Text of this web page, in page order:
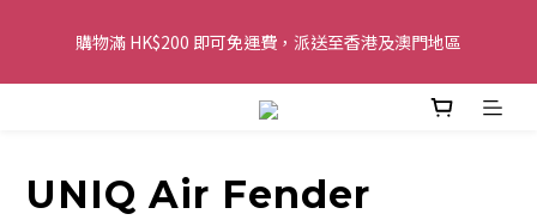
購物滿 HK$200 即可免運費，派送至香港及澳門地區
購物滿 HK$200 即可免運費，派送至香港及澳門地區
全單金額：每滿 HK$250，以轉數快或八達通方式付款，額外再減
歡迎 WhatsApp 6123 6918 查詢或電郵到
UNIQ Air Fender